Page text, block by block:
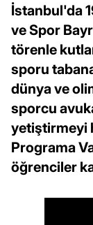
İstanbul'da
ve Spor
törenle
sporu
dünya ve
sporcu
yetiştirmeyi
Programa
öğrenciler